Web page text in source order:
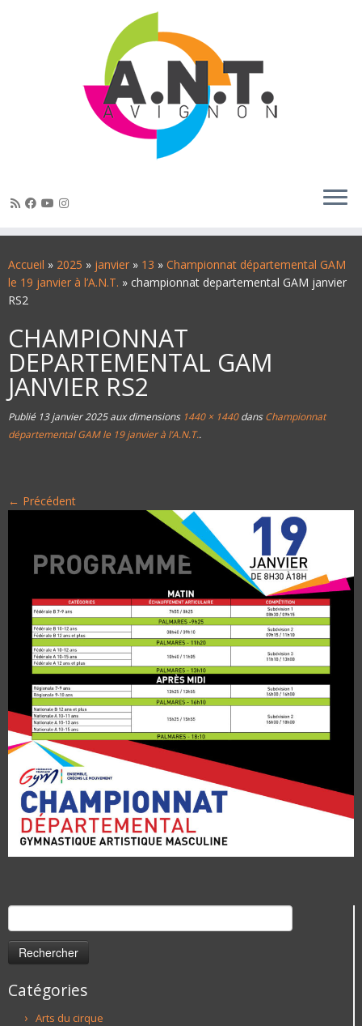
au
contenu
Accueil » 2025 » janvier » 13 » Championnat départemental GAM
le 19 janvier à l’A.N.T. » championnat departemental GAM janvier
RS2
CHAMPIONNAT
DEPARTEMENTAL GAM
JANVIER RS2
Publié 13 janvier 2025aux dimensions1440 × 1440dansChampionnat
départemental GAM le 19 janvier à l’A.N.T..
← Précédent
Rechercher :
Catégories
Arts du cirque